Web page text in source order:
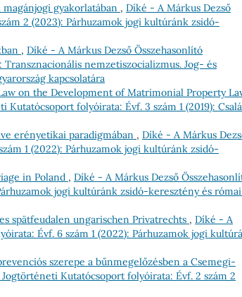
magánjogi gyakorlatában , Díké - A Márkus Dezső
2 (2023): Párhuzamok jogi kultúránk zsidó-
, Díké - A Márkus Dezső Összehasonlító
nemzetiszocializmus. Jog- és
kapcsolatára
on the Development of Matrimonial Property
folyóirata: Évf. 3 szám 1 (2019):
erényetikai paradigmában , Díké - A Márkus
1 (2022): Párhuzamok jogi kultúránk zsidó-
in Poland , Díké - A Márkus Dezső
jogi kultúránk zsidó-keresztény és
spätfeudalen ungarischen Privatrechts , Díké - A
Évf. 6 szám 1 (2022): Párhuzamok jogi
szerepe a bűnmegelőzésben a Csemegi-
Kutatócsoport folyóirata: Évf. 2 szám 2